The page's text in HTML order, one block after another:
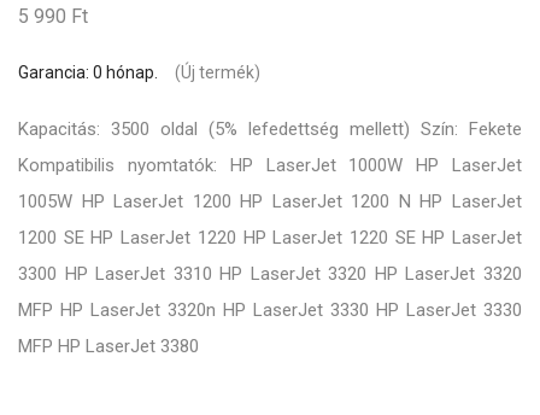
5 990 Ft
Garancia: 0 hónap. (Új termék)
Kapacitás: 3500 oldal (5% lefedettség mellett) Szín: Fekete
Kompatibilis nyomtatók: HP LaserJet 1000W HP LaserJet
1005W HP LaserJet 1200 HP LaserJet 1200 N HP LaserJet
1200 SE HP LaserJet 1220 HP LaserJet 1220 SE HP LaserJet
3300 HP LaserJet 3310 HP LaserJet 3320 HP LaserJet 3320
MFP HP LaserJet 3320n HP LaserJet 3330 HP LaserJet 3330
MFP HP LaserJet 3380